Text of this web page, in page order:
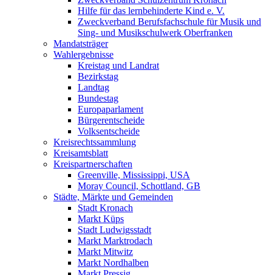
Hilfe für das lernbehinderte Kind e. V.
Zweckverband Berufsfachschule für Musik und
Sing- und Musikschulwerk Oberfranken
Mandatsträger
Wahlergebnisse
Kreistag und Landrat
Bezirkstag
Landtag
Bundestag
Europaparlament
Bürgerentscheide
Volksentscheide
Kreisrechtssammlung
Kreisamtsblatt
Kreispartnerschaften
Greenville, Mississippi, USA
Moray Council, Schottland, GB
Städte, Märkte und Gemeinden
Stadt Kronach
Markt Küps
Stadt Ludwigsstadt
Markt Marktrodach
Markt Mitwitz
Markt Nordhalben